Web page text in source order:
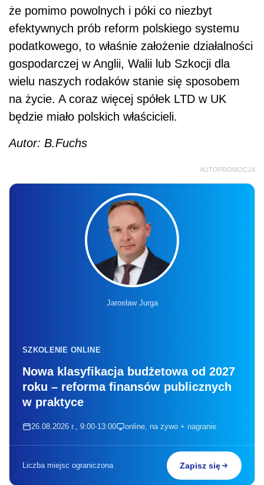
że pomimo powolnych i póki co niezbyt
efektywnych prób reform polskiego systemu
podatkowego, to właśnie założenie działalności
gospodarczej w Anglii, Walii lub Szkocji dla
wielu naszych rodaków stanie się sposobem
na życie. A coraz więcej spółek LTD w UK
będzie miało polskich właścicieli.
Autor: B.Fuchs
AUTOPROMOCJA
Jarosław Jurga
SZKOLENIE ONLINE
Nowa klasyfikacja budżetowa od 2027
roku – reforma finansów publicznych
w praktyce
26.08.2026 r., 9:00-13:00 online, na żywo + nagranie
Liczba miejsc ograniczona Zapisz się